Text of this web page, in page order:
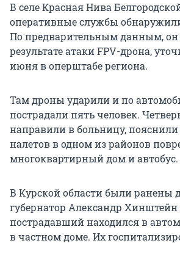
В селе Красная Нива
оперативные службы
По предварительным данным, он
результате атаки FPV-дрона,
июня в оперштабе региона.
Там дроны ударили и по
пострадали пять человек.
направили в больницу,
налетов в одном из районов
многоквартирный дом и автобус.
В Курской области были ранены
губернатор Александр
пострадавший находился в
в частном доме. Их